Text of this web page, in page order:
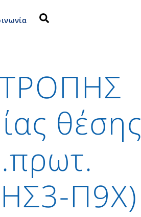
θέσης
Π9Χ)